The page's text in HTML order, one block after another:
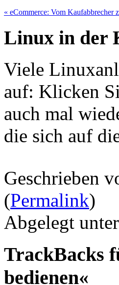
« eCommerce: Vom Kaufabbrecher
Linux in der
Viele
auf: Klicken
auch mal
die sich auf
Geschrieben
(Permalink)
Abgelegt unter
TrackBacks
bedienen«